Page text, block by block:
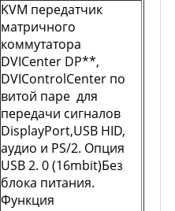
KVM передатчик
матричного
коммутатора
DVICenter DP**,
DVIControlCenter по
витой паре для
передачи сигналов
DisplayPort,USB HID,
аудио и PS/2. Опция
USB 2. 0 (16mbit)Без
блока питания.
Функция